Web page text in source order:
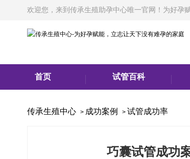
欢迎您，来到传承生殖助孕中心唯一官网！为好孕
首页 试管百科
传承生殖中心 > 成功案例 > 试管成功率
巧囊试管成功